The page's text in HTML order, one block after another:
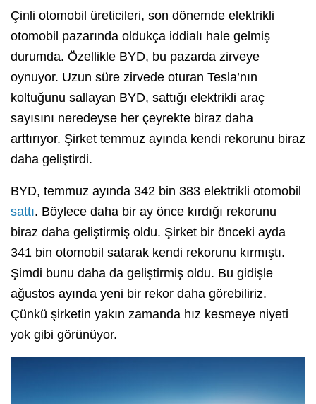
Çinli otomobil üreticileri, son dönemde elektrikli
otomobil pazarında oldukça iddialı hale gelmiş
durumda. Özellikle BYD, bu pazarda zirveye
oynuyor. Uzun süre zirvede oturan Tesla’nın
koltuğunu sallayan BYD, sattığı elektrikli araç
sayısını neredeyse her çeyrekte biraz daha
arttırıyor. Şirket temmuz ayında kendi rekorunu biraz
daha geliştirdi.
BYD, temmuz ayında 342 bin 383 elektrikli otomobil
sattı. Böylece daha bir ay önce kırdığı rekorunu
biraz daha geliştirmiş oldu. Şirket bir önceki ayda
341 bin otomobil satarak kendi rekorunu kırmıştı.
Şimdi bunu daha da geliştirmiş oldu. Bu gidişle
ağustos ayında yeni bir rekor daha görebiliriz.
Çünkü şirketin yakın zamanda hız kesmeye niyeti
yok gibi görünüyor.